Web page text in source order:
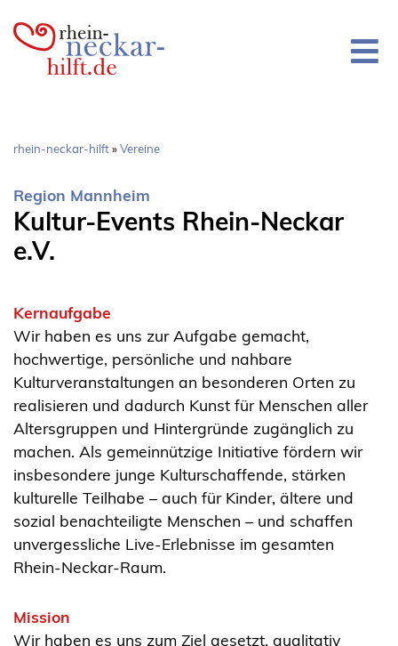
zum
Pfadnavigation
rhein-neckar-hilft Vereine
Region Mannheim
Kultur-Events Rhein-Neckar
e.V.
Kernaufgabe
Wir haben es uns zur Aufgabe gemacht,
hochwertige, persönliche und nahbare
Kulturveranstaltungen an besonderen Orten zu
realisieren und dadurch Kunst für Menschen aller
Altersgruppen und Hintergründe zugänglich zu
machen. Als gemeinnützige Initiative fördern wir
insbesondere junge Kulturschaffende, stärken
kulturelle Teilhabe – auch für Kinder, ältere und
sozial benachteiligte Menschen – und schaffen
unvergessliche Live-Erlebnisse im gesamten
Rhein-Neckar-Raum.
Mission
Wir haben es uns zum Ziel gesetzt, qualitativ